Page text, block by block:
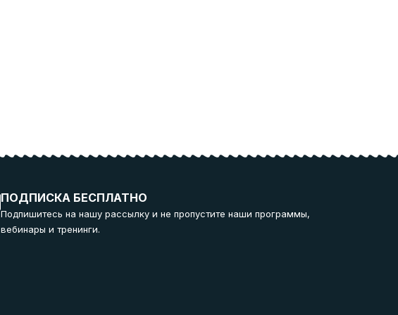
ПОДПИСКА БЕСПЛАТНО
Подпишитесь на нашу рассылку и не пропустите наши программы,
вебинары и тренинги.